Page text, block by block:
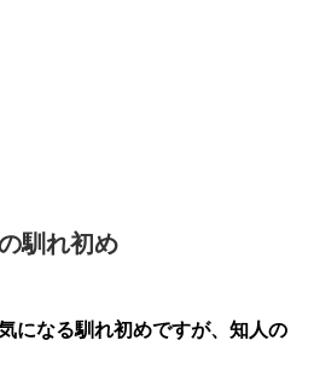
馴れ初め
になる馴れ初めですが、知人の